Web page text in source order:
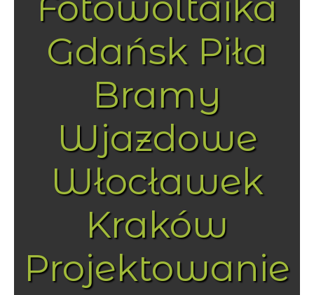
Gdańsk Piła
Bramy
Wjazdowe
Włocławek
Kraków
Projektowanie